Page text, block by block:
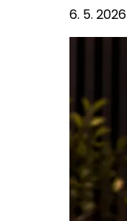
6. 5. 2026